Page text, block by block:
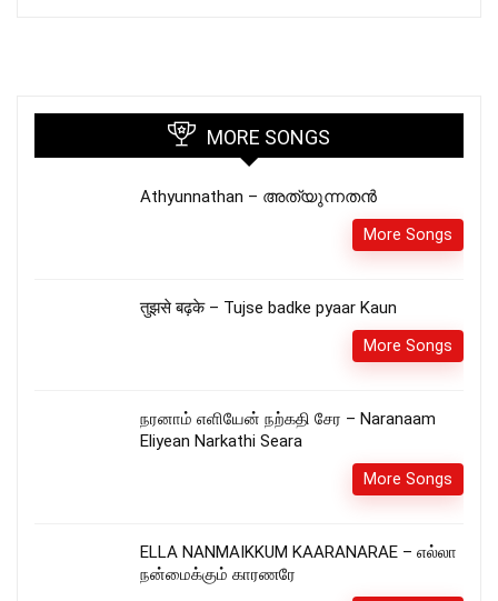
MORE SONGS
Athyunnathan – അത്യുന്നതൻ
More Songs
तुझसे बढ़के – Tujse badke pyaar Kaun
More Songs
நரனாம் எளியேன் நற்கதி சேர – Naranaam
Eliyean Narkathi Seara
More Songs
ELLA NANMAIKKUM KAARANARAE – எல்லா
நன்மைக்கும் காரணரே